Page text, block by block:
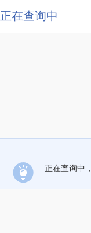
正在查询中
正在查询中